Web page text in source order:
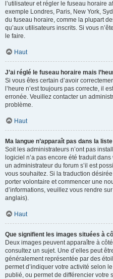
l’utilisateur et régler le fuseau horaire
exemple Londres, Paris, New York,
du fuseau horaire, comme la plupart
qu’aux utilisateurs inscrits. Si vous
le faire.
Haut
J’ai réglé le fuseau horaire mais
Si vous êtes certain d’avoir
l’heure n’est toujours pas correcte, il
erronée. Veuillez contacter un
problème.
Haut
Ma langue n’apparaît pas dans la
Soit les administrateurs n’ont pas
logiciel n’a pas encore été traduit
un administrateur du forum s’il est
vous souhaitez. Si la traduction
porter volontaire et commencer une
d’informations, veuillez vous rendre sur
anglais).
Haut
Que signifient les images situées à
Deux images peuvent apparaître à
consultez un sujet. Une d’elles peut
généralement représentée par des
permet d’indiquer votre activité selon
publié, ou permet de différencier votre